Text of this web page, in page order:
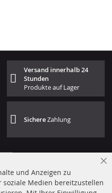
Versand innerhalb 24
Stunden
Produkte auf Lager
SichereZahlung
und Anzeigen zu
Medien bereitzustellen